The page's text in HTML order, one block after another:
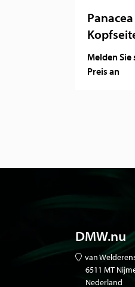
Melden Sie
Preis an
DMW.nu
van
6511 MT
Nederland